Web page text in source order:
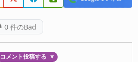
0 件のBad
コメント投稿する ▼